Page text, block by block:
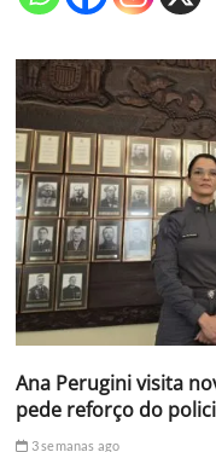
Ana Perugini visita
pede reforço do
3 semanas ago